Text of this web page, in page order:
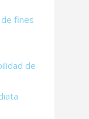
fines
de